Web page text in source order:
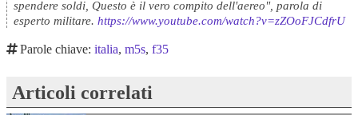
spendere soldi, Questo è il vero compito dell'aereo", parola di
esperto militare. https://www.youtube.com/watch?v=zZOoFJCdfrU
Parole chiave:italia,m5s,f35
Articoli correlati